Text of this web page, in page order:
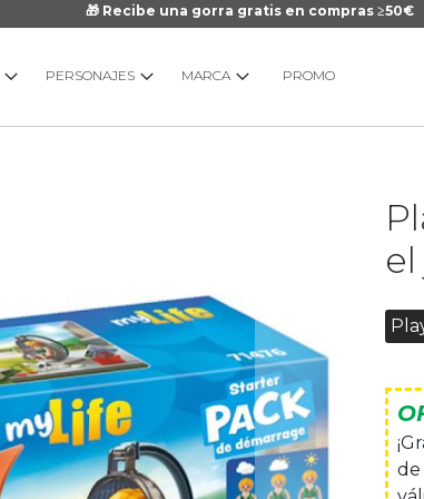
🎁 Recibe una gorra gratis en compras ≥50€
PERSONAJES MARCA PROMO
de
galería